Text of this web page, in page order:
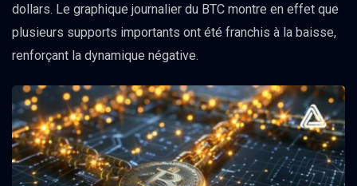
dollars. Le graphique journalier du BTC montre en effet que
plusieurs supports importants ont été franchis à la baisse,
renforçant la dynamique négative.